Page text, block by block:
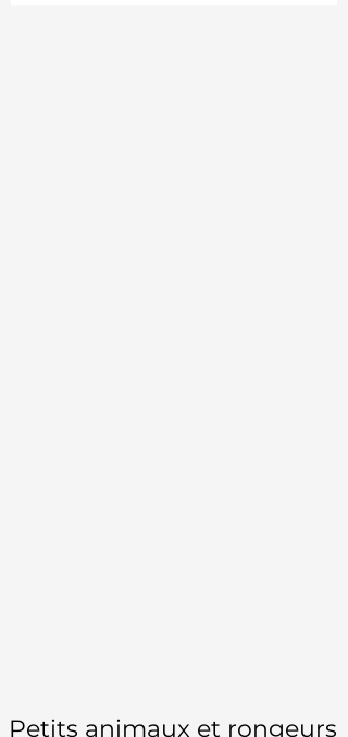
Petits animaux et rongeurs